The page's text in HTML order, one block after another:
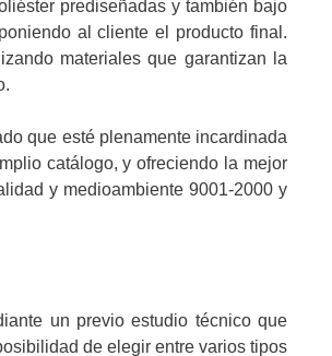
prediseñadas y también bajo
al cliente el producto final.
materiales que garantizan la
que esté plenamente incardinada
catálogo, y ofreciendo la mejor
y medioambiente 9001-2000 y
un previo estudio técnico que
de elegir entre varios tipos